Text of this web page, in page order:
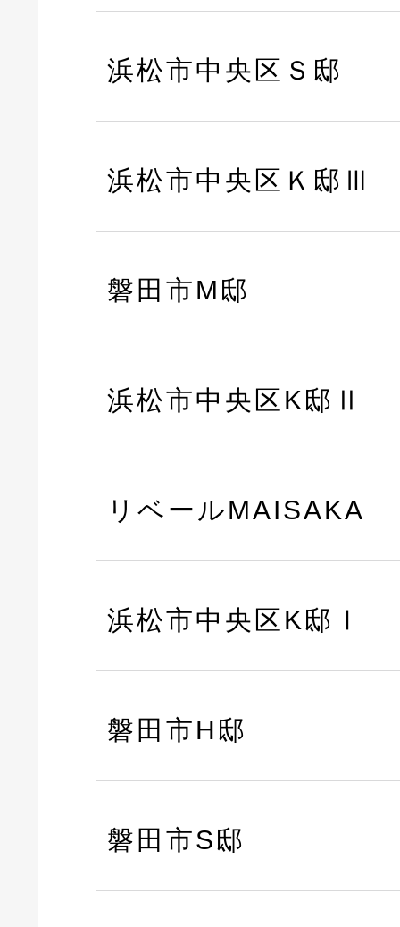
浜松市中央区Ｓ邸
浜松市中央区Ｋ邸Ⅲ
磐田市M邸
浜松市中央区K邸Ⅱ
リベールMAISAKA
浜松市中央区K邸Ⅰ
磐田市H邸
磐田市S邸